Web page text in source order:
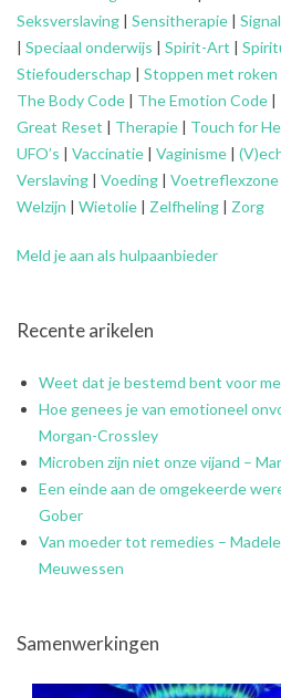
Seksverslaving | Sensitherapie |
| Speciaal onderwijs | Spirit-Art |
Stiefouderschap | Stoppen met roken
The Body Code | The Emotion Code |
Great Reset | Therapie | Touch for
UFO’s | Vaccinatie | Vaginisme |
Verslaving | Voeding |
Welzijn | Wietolie | Zelfheling | Zorg
Meld je aan als hulpaanbieder
Recente arikelen
Weet dat je bestemd bent voor
Hoe genees je van emotioneel
Morgan-Crossley
Microben zijn niet onze vijand –
Een einde aan de omgekeerde
Gober
Van moeder tot remedies –
Meuwessen
Samenwerkingen